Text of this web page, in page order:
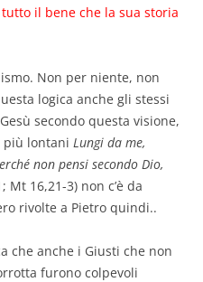
il bene che la sua storia
Non per niente, non
logica anche gli stessi
secondo questa visione,
più lontani Lungi da me,
non pensi secondo Dio,
Mt 16,21-3) non c’è da
rivolte a Pietro quindi..
che anche i Giusti che non
furono colpevoli